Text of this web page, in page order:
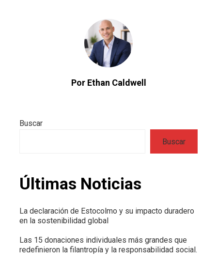
Por Ethan Caldwell
Buscar
Buscar
Últimas Noticias
La declaración de Estocolmo y su impacto duradero
en la sostenibilidad global
Las 15 donaciones individuales más grandes que
redefinieron la filantropía y la responsabilidad social.